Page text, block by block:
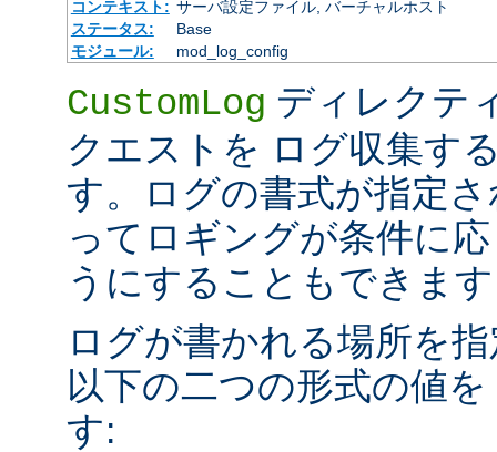
コンテキスト: サーバ設定ファイル, バーチャルホスト
ステータス:
Base
モジュール:
mod_log_config
CustomLog ディレクテ
クエストを ログ収集す
す。ログの書式が指定
ってロギングが条件に
うにすることもできま
ログが書かれる場所を
以下の二つの形式の値
す: